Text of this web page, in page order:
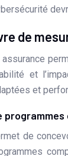
de
assurance
et
et
de